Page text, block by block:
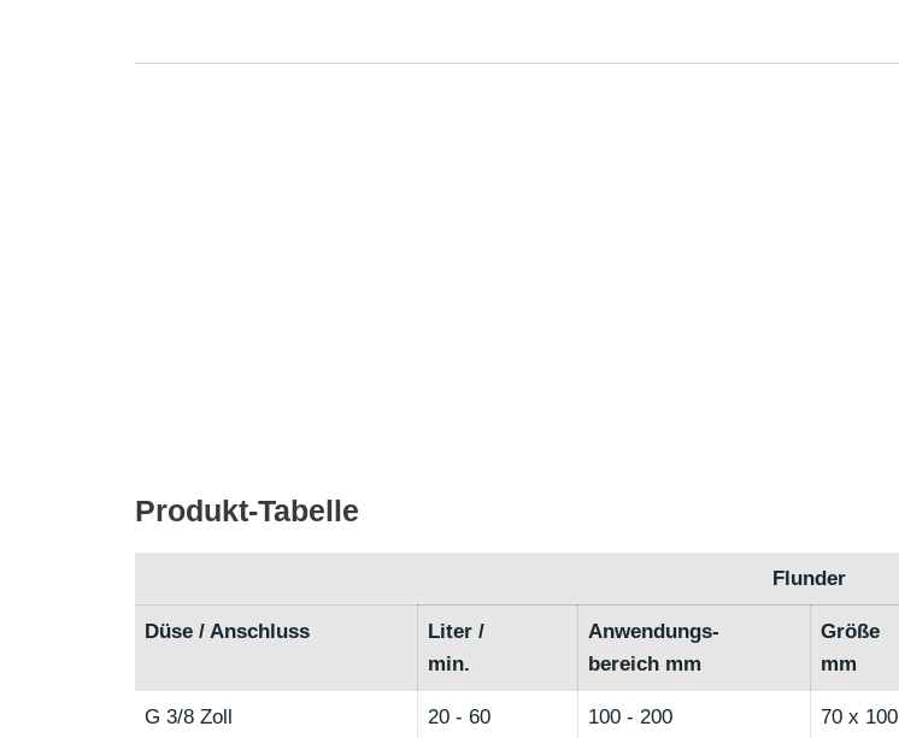
Produkt-Tabelle
Flunder
Düse / Anschluss
Liter /
min.
Anwendungs-
bereich mm
Größe
mm
G 3/8 Zoll 20 - 60 100 - 200 70 x 100